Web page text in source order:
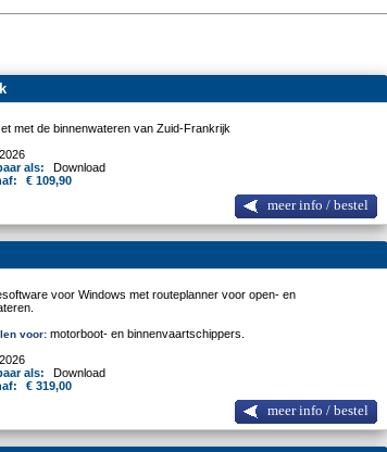
met de binnenwateren van Zuid-Frankrijk
2026
als:
Download
€ 109,90
meer info / bestel
voor Windows met routeplanner voor open- en
voor: motorboot- en binnenvaartschippers.
2026
als:
Download
€ 319,00
meer info / bestel